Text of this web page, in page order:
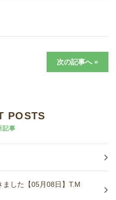
次の記事へ »
POSTS
記事
した【05月08日】T.M